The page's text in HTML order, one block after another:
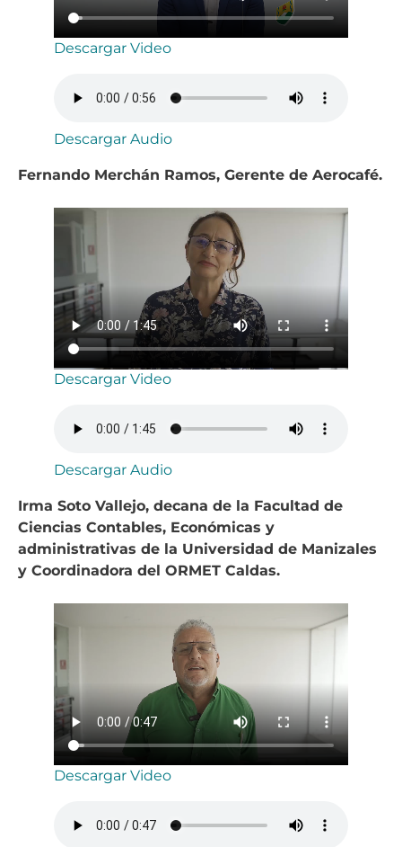
Descargar Video
Descargar Audio
Fernando Merchán Ramos, Gerente de Aerocafé.
Descargar Video
Descargar Audio
Irma Soto Vallejo, decana de la Facultad de
Ciencias Contables, Económicas y
administrativas de la Universidad de Manizales
y Coordinadora del ORMET Caldas.
Descargar Video